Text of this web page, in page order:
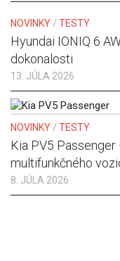
NOVINKY/ TESTY
Hyundai IONIQ 6
dokonalosti
13. JÚLA 2026
NOVINKY/ TESTY
Kia PV5
multifunkčného
8. JÚLA 2026